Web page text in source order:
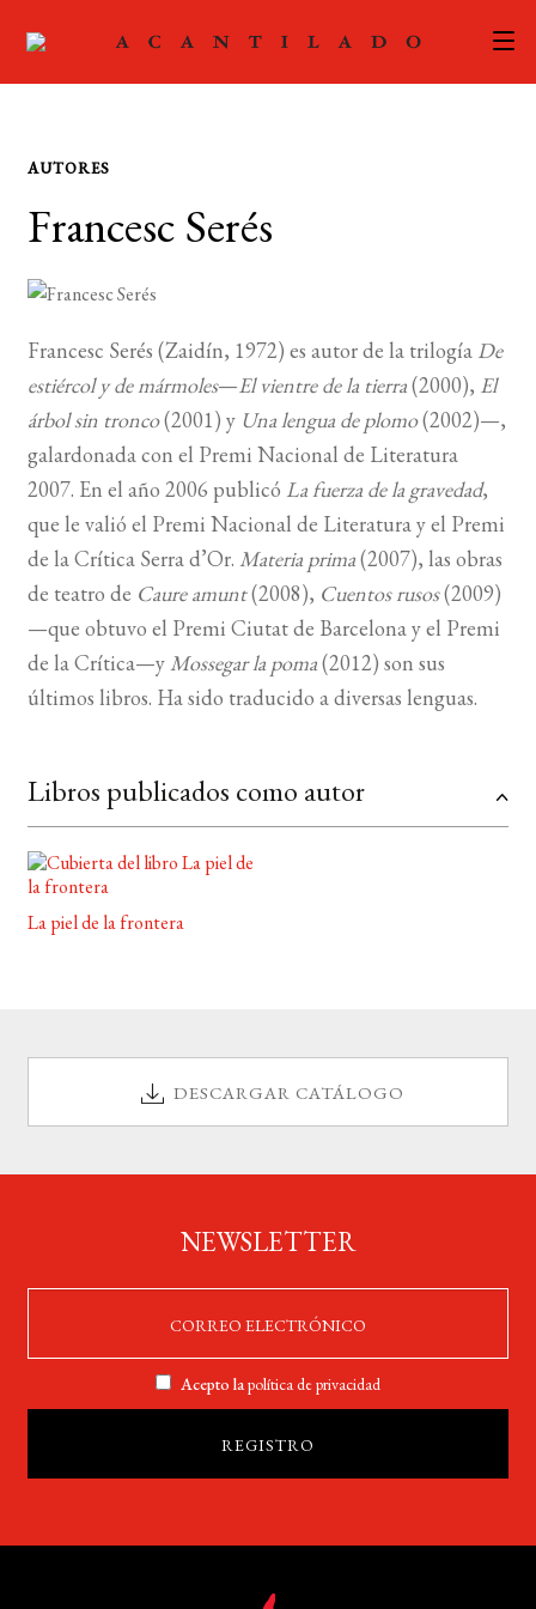
ACTUALIDAD
hijo
LA EDITORIAL
el
menú
FOREIGN RIGHTS
MI CUENTA
BUSCAR
LISTA DE LIBROS
AUTORES
Francesc Serés
Francesc Serés (Zaidín, 1972) es autor de la trilogía De
estiércol y de mármoles—El vientre de la tierra(2000), El
árbol sin tronco(2001) y Una lengua de plomo(2002)—,
galardonada con el Premi Nacional de Literatura
2007. En el año 2006 publicó La fuerza de la gravedad,
que le valió el Premi Nacional de Literatura y el Premi
de la Crítica Serra d’Or. Materia prima(2007), las obras
de teatro de Caure amunt(2008), Cuentos rusos(2009)
—que obtuvo el Premi Ciutat de Barcelona y el Premi
de la Crítica—y Mossegar la poma(2012) son sus
últimos libros. Ha sido traducido a diversas lenguas.
Libros publicados como autor
La piel de la frontera
DESCARGAR CATÁLOGO
NEWSLETTER
Acepto lapolítica de privacidad